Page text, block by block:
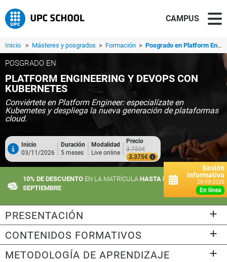
CAMPUS
Inicio > Másteres y posgrados > Formación > Posgrado en Platform Engineering y DevOps con Kubernetes
Sesión
informativa
28-09-2026
en línea
POSGRADO EN
PLATFORM ENGINEERING Y DEVOPS CON
KUBERNETES
Conviértete en Platform Engineer: especialízate en
Kubernetes y despliega la nueva generación de plataformas
cloud.
Inicio
03/11/2026
Duración
5 meses
Modalidad
Live online
Precio
3.750€
3.375€
10% DE DESCUENTO EN LA MATRÍCULA HASTA EL 21 DE
SEPTIEMBRE
PRESENTACIÓN
CONTENIDOS FORMATIVOS
METODOLOGÍA DE APRENDIZAJE